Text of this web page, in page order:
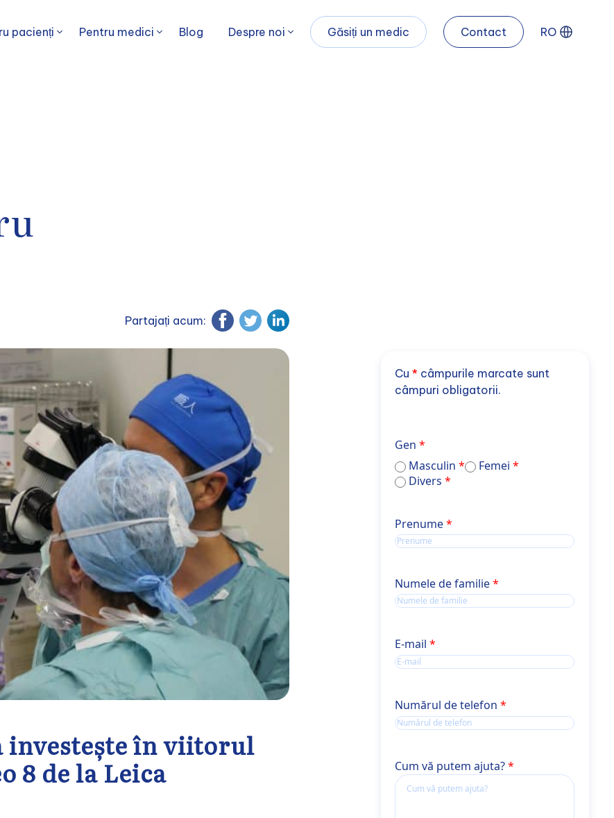
pacienți Pentru medici Blog Despre noi Găsiți un medic Contact RO
Partajați acum:
investește în viitorul
8 de la Leica
Cu *câmpurile marcate sunt
câmpuri obligatorii.
Gen
Masculin
Femei
Divers
Nume și prenume
Prenume
Name
Numele de familie
E-mail
Numărul de telefon
Cum vă putem ajuta?